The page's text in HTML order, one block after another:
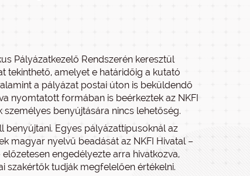
Pályázatkezelő Rendszerén keresztül
tekinthető, amelyet e határidőig a kutató
a pályázat postai úton is beküldendő
nyomtatott formában is beérkeztek az NKFI
benyújtására nincs lehetőség.
Egyes pályázattípusoknál az
magyar nyelvű beadását az NKFI Hivatal –
engedélyezte arra hivatkozva,
szakértők tudják megfelelően értékelni.